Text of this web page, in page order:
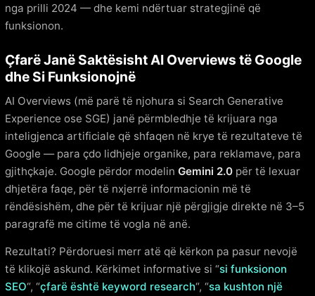
nga prilli 2024 — dhe kemi ndërtuar strategjinë që
funksionon.
Çfarë Janë Saktësisht AI Overviews të Google
dhe Si Funksionojnë
AI Overviews (më parë të njohura si Search Generative
Experience ose SGE) janë përmbledhje të krijuara nga
inteligjenca artificiale që shfaqen në krye të rezultateve të
Google — para çdo lidhjeje organike, para reklamave, para
gjithçkaje. Google përdor modelin Gemini 2.0 për të lexuar
dhjetëra faqe, për të nxjerrë informacionin më të
rëndësishëm, dhe për të krijuar një përgjigje direkte në 3–5
paragrafë me citime të vogla në anë.
Rezultati? Përdoruesi merr atë që kërkon pa pasur nevojë
të klikojë askund. Kërkimet informative si “si funksionon
SEO“, “çfarë është keyword research“, “sa kushton një